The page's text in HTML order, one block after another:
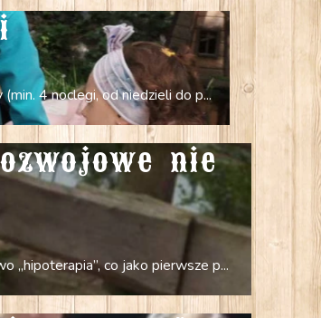
4 noclegi, od niedzieli do p...
nie
„hipoterapia”, co jako pierwsze p...